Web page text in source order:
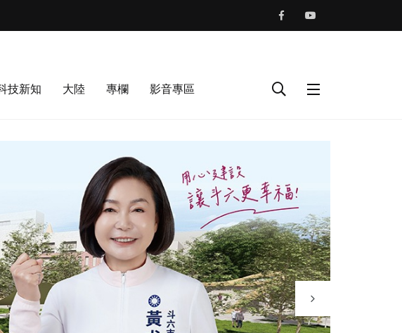
技新知 大陸 專欄 影音專區